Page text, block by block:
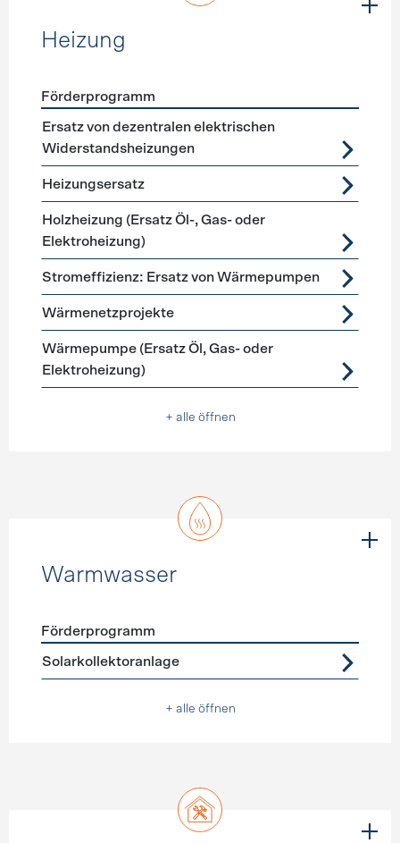
Heizung
Förderprogramme Heizung
Förderprogramm
Ersatz von dezentralen elektrischen
Widerstandsheizungen
Heizungsersatz
Holzheizung (Ersatz Öl-, Gas- oder
Elektroheizung)
Stromeffizienz: Ersatz von Wärmepumpen
Wärmenetzprojekte
Wärmepumpe (Ersatz Öl, Gas- oder
Elektroheizung)
+ alle öffnen
Warmwasser
Förderprogramme
Förderprogramm
Solarkollektoranlage
+ alle öffnen